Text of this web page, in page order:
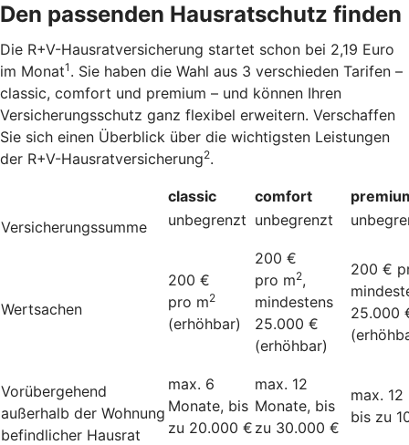
Den passenden Hausratschutz finden
Die R+V-Hausratversicherung startet schon bei 2,19 Euro
im Monat1 . Sie haben die Wahl aus 3 verschieden Tarifen –
classic, comfort und premium – und können Ihren
Versicherungsschutz ganz flexibel erweitern. Verschaffen
Sie sich einen Überblick über die wichtigsten Leistungen
der R+V-Hausratversicherung2.
classic comfort
Versicherungssumme
unbegrenzt unbegrenzt
Wertsachen
200 €
pro m2
(erhöhbar)
200 €
pro m2,
mindestens
25.000 €
(erhöhbar)
200 €
25.000
Vorübergehend
außerhalb der Wohnung
befindlicher Hausrat
max. 6
Monate, bis
zu 20.000 €
max. 12
Monate, bis
zu 30.000 €
max.
bis zu